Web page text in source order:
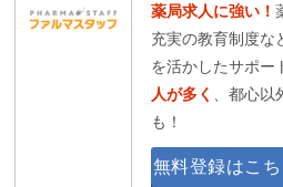
薬局求人に強い！
充実の教育制度な
を活かしたサポー
人が多く
、都心
も！
無料登録はこち